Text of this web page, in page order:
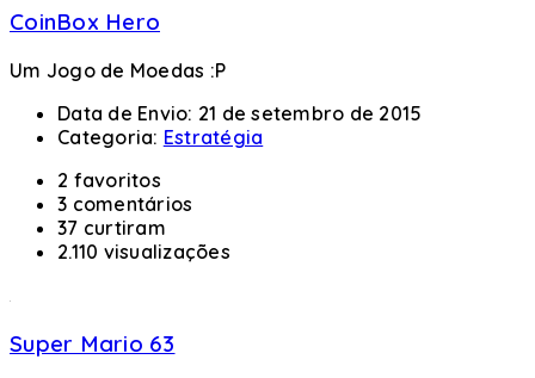
CoinBox Hero
Um Jogo de Moedas :P
Data de Envio: 21 de setembro de 2015
Categoria: Estratégia
2 favoritos
3 comentários
37 curtiram
2.110 visualizações
Super Mario 63